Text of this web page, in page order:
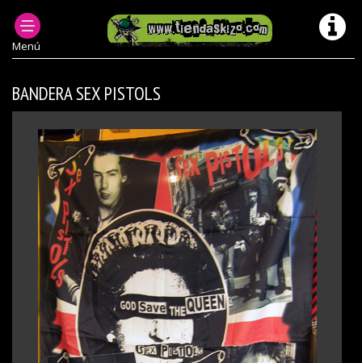
Menú
ACCESORIOS PUNK BANDERAS PUNK OI
BANDERA SEX PISTOLS